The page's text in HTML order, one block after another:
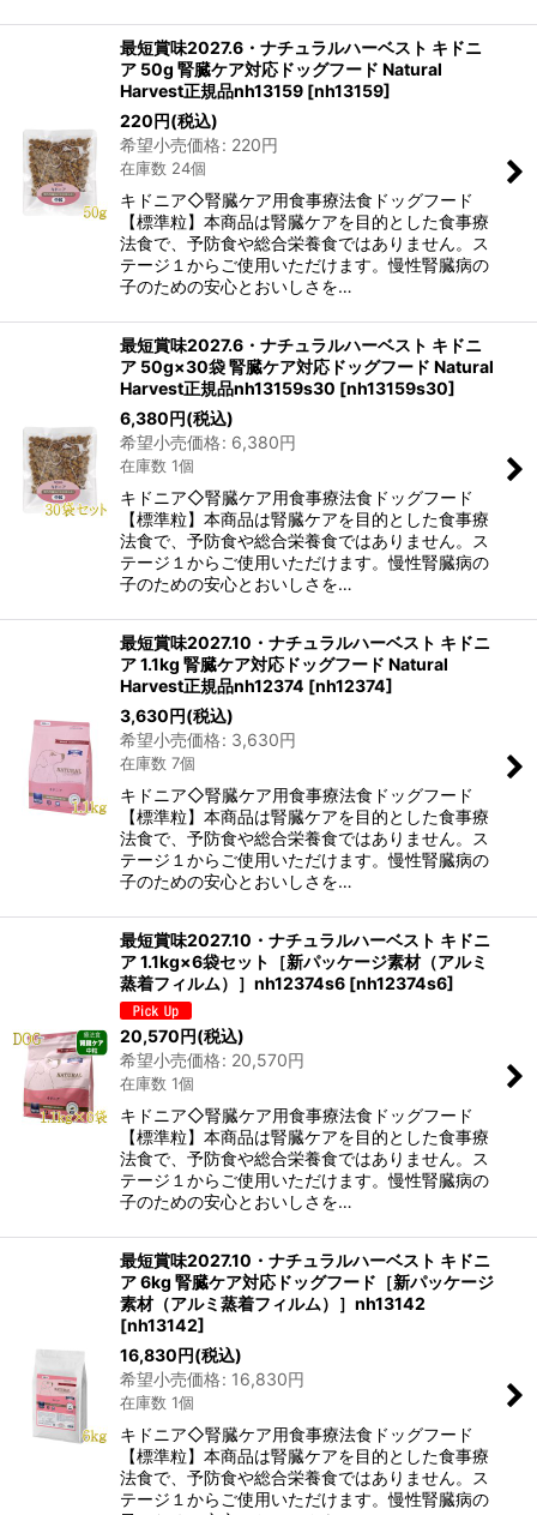
最短賞味2027.6・ナチュラルハーベスト キドニ
ア 50g 腎臓ケア対応ドッグフード Natural
Harvest正規品nh13159 [nh13159]
220円(税込)
希望小売価格: 220円
在庫数 24個
キドニア◇腎臓ケア用食事療法食ドッグフード
【標準粒】本商品は腎臓ケアを目的とした食事療
法食で、予防食や総合栄養食ではありません。ス
テージ１からご使用いただけます。慢性腎臓病の
子のための安心とおいしさを…
最短賞味2027.6・ナチュラルハーベスト キドニ
ア 50g×30袋 腎臓ケア対応ドッグフード Natural
Harvest正規品nh13159s30 [nh13159s30]
6,380円(税込)
希望小売価格: 6,380円
在庫数 1個
キドニア◇腎臓ケア用食事療法食ドッグフード
【標準粒】本商品は腎臓ケアを目的とした食事療
法食で、予防食や総合栄養食ではありません。ス
テージ１からご使用いただけます。慢性腎臓病の
子のための安心とおいしさを…
最短賞味2027.10・ナチュラルハーベスト キドニ
ア 1.1kg 腎臓ケア対応ドッグフード Natural
Harvest正規品nh12374 [nh12374]
3,630円(税込)
希望小売価格: 3,630円
在庫数 7個
キドニア◇腎臓ケア用食事療法食ドッグフード
【標準粒】本商品は腎臓ケアを目的とした食事療
法食で、予防食や総合栄養食ではありません。ス
テージ１からご使用いただけます。慢性腎臓病の
子のための安心とおいしさを…
最短賞味2027.10・ナチュラルハーベスト キドニ
ア 1.1kg×6袋セット［新パッケージ素材（アルミ
蒸着フィルム）］nh12374s6 [nh12374s6]
20,570円(税込)
希望小売価格: 20,570円
在庫数 1個
キドニア◇腎臓ケア用食事療法食ドッグフード
【標準粒】本商品は腎臓ケアを目的とした食事療
法食で、予防食や総合栄養食ではありません。ス
テージ１からご使用いただけます。慢性腎臓病の
子のための安心とおいしさを…
最短賞味2027.10・ナチュラルハーベスト キドニ
ア 6kg 腎臓ケア対応ドッグフード［新パッケージ
素材（アルミ蒸着フィルム）］nh13142
[nh13142]
16,830円(税込)
希望小売価格: 16,830円
在庫数 1個
キドニア◇腎臓ケア用食事療法食ドッグフード
【標準粒】本商品は腎臓ケアを目的とした食事療
法食で、予防食や総合栄養食ではありません。ス
テージ１からご使用いただけます。慢性腎臓病の